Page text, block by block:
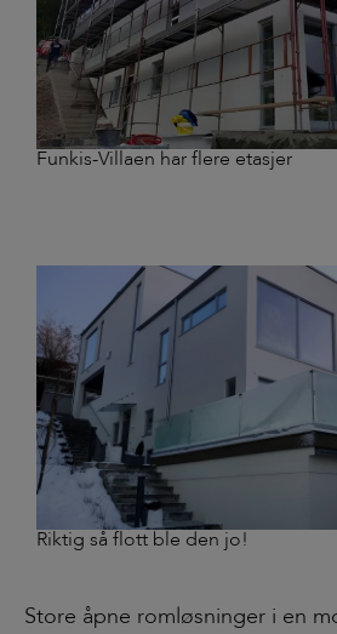
Funkis-Villaen har flere etasjer
Riktig så flott ble den jo!
Store åpne romløsninger i en